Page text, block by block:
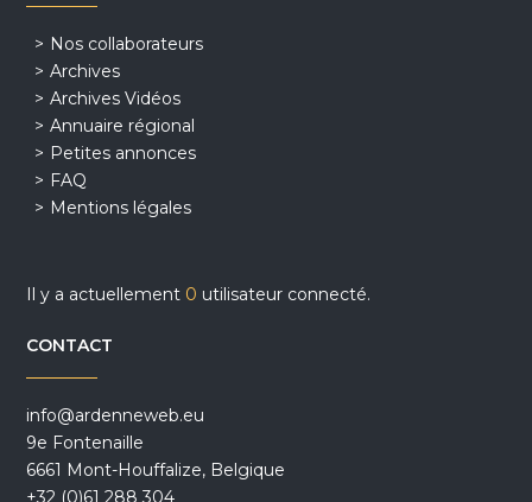
Nos collaborateurs
Archives
Archives Vidéos
Annuaire régional
Petites annonces
FAQ
Mentions légales
Il y a actuellement 0 utilisateur connecté.
CONTACT
info@ardenneweb.eu
9e Fontenaille
6661 Mont-Houffalize, Belgique
+32 (0)61 288 304